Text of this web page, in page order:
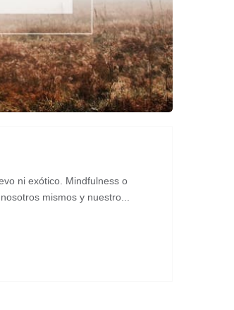
ni exótico. Mindfulness o
mismos y nuestro...